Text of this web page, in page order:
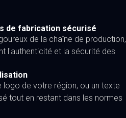
de fabrication sécurisé
de la chaîne de production,
l'authenticité et la sécurité des
logo de votre région, ou un texte
tout en restant dans les normes